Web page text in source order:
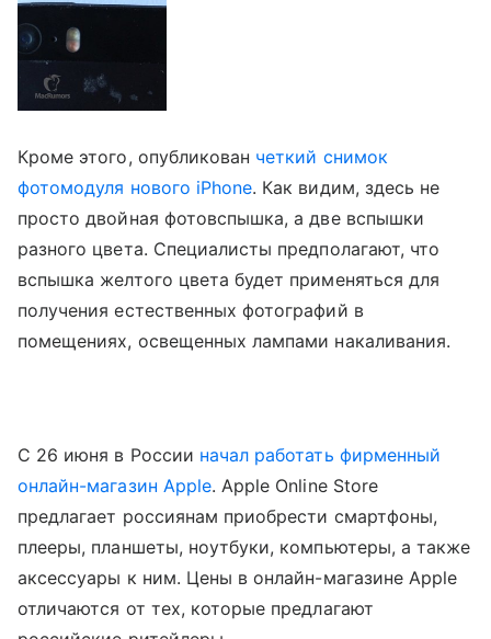
Кроме этого, опубликован четкий снимок
фотомодуля нового iPhone. Как видим, здесь не
просто двойная фотовспышка, а две вспышки
разного цвета. Специалисты предполагают, что
вспышка желтого цвета будет применяться для
получения естественных фотографий в
помещениях, освещенных лампами накаливания.
С 26 июня в России начал работать фирменный
онлайн-магазин Apple. Apple Online Store
предлагает россиянам приобрести смартфоны,
плееры, планшеты, ноутбуки, компьютеры, а также
аксессуары к ним. Цены в онлайн-магазине Apple
отличаются от тех, которые предлагают